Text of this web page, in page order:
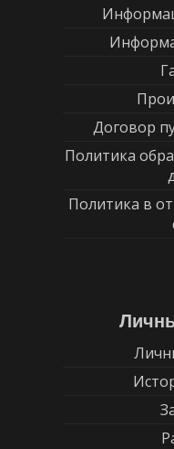
Договор
Политика
Политика в